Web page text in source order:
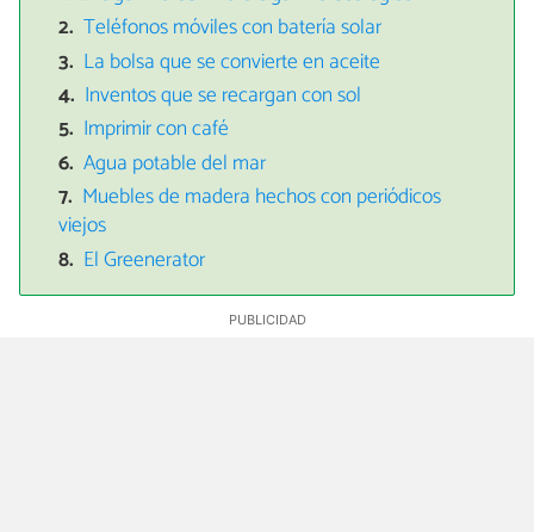
Teléfonos móviles con batería solar
La bolsa que se convierte en aceite
Inventos que se recargan con sol
Imprimir con café
Agua potable del mar
Muebles de madera hechos con periódicos
viejos
El Greenerator